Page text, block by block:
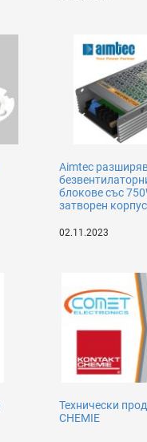
Aimtec
блокове със
затворен
02.11.2023
Технически
CHEMIE